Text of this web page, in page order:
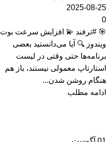
2025-08-25
0
🎯 #ترفند 💫 افزایش سرعت بوت
ویندوز 🔍 آیا می‌دانستید بعضی
برنامه‌ها حتی وقتی در لیست
استارتاپ معمولی نیستند، باز هم
هنگام روشن شدن...
ادامه مطلب